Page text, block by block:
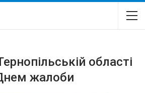
області
жалоби